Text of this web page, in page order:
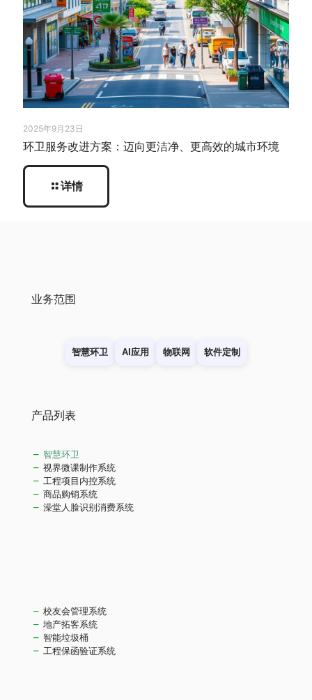
2025年9月23日
环卫服务改进方案：迈向更洁净、更高效的城市环境
详情
业务范围
智慧环卫 AI应用 物联网 软件定制
产品列表
智慧环卫
视界微课制作系统
工程项目内控系统
商品购销系统
澡堂人脸识别消费系统
校友会管理系统
地产拓客系统
智能垃圾桶
工程保函验证系统